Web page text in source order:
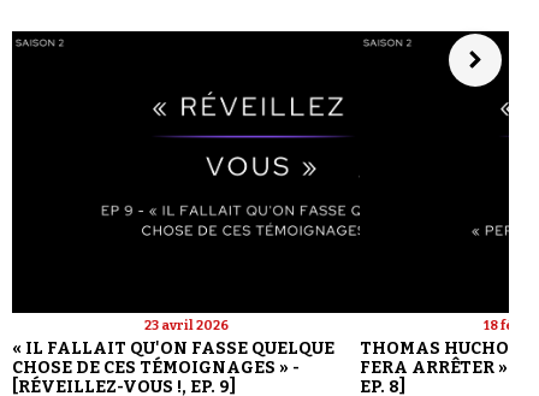
23 avril 2026
« IL FALLAIT QU'ON FASSE QUELQUE
CHOSE DE CES TÉMOIGNAGES » -
[RÉVEILLEZ-VOUS !, EP. 9]
18
THOMAS HUCHON :
FERA ARRÊTER » -
EP. 8]